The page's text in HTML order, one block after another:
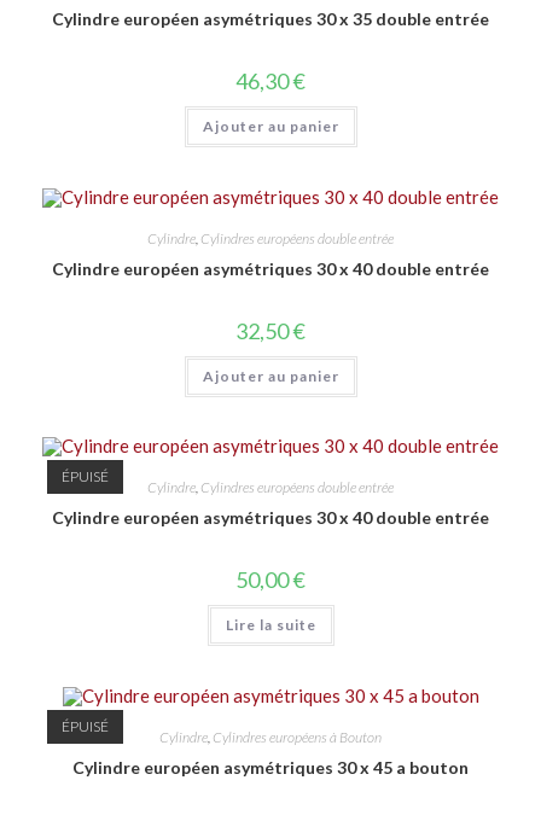
Cylindre européen asymétriques 30 x 35 double entrée
46,30€
Ajouter au panier
Cylindre Cylindres européens double entrée
Cylindre européen asymétriques 30 x 40 double entrée
32,50€
Ajouter au panier
ÉPUISÉ
Cylindre, Cylindres européens double entrée
Cylindre européen asymétriques 30 x 40 double entrée
50,00€
Lire la suite
ÉPUISÉ
Cylindre, Cylindres européens à Bouton
Cylindre européen asymétriques 30 x 45 a bouton